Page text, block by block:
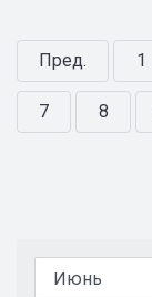
Пред. 1
7 8